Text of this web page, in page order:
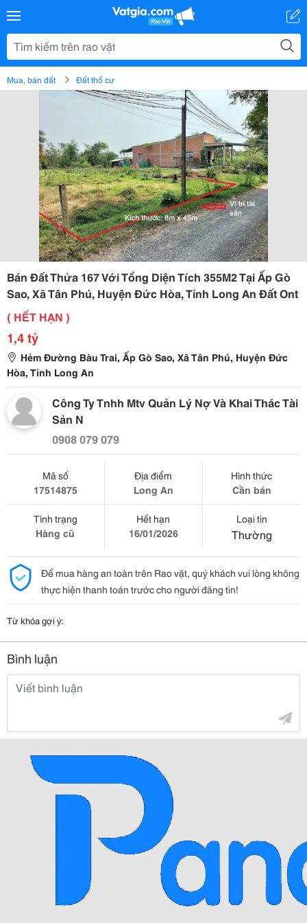
Mua, bán đất Đất thổ cư
Bán Đất Thửa 167 Với Tổng Diện Tích 355M2 Tại Ấp Gò
Sao, Xã Tân Phú, Huyện Đức Hòa, Tỉnh Long An Đất Ont
( HẾT HẠN )
1,4 tỷ
Hẻm Đường Bàu Trai, Ấp Gò Sao, Xã Tân Phú, Huyện Đức
Hòa, Tỉnh Long An
Công Ty Tnhh Mtv Quản Lý Nợ Và Khai Thác Tài
Sản N
0908 079 079
Mã số
17514875
Địa điểm
Long An
Hình thức
Cần bán
Tình trạng
Hàng cũ
Hết hạn
16/01/2026
Loại tin
Thường
Để mua hàng an toàn trên Rao vặt, quý khách vui lòng không
thực hiện thanh toán trước cho người đăng tin!
Từ khóa gợi ý:
Bình luận